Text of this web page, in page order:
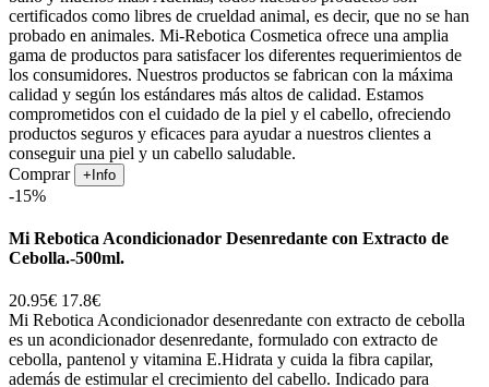
certificados como libres de crueldad animal, es decir, que no se han
probado en animales. Mi-Rebotica Cosmetica ofrece una amplia
gama de productos para satisfacer los diferentes requerimientos de
los consumidores. Nuestros productos se fabrican con la máxima
calidad y según los estándares más altos de calidad. Estamos
comprometidos con el cuidado de la piel y el cabello, ofreciendo
productos seguros y eficaces para ayudar a nuestros clientes a
conseguir una piel y un cabello saludable.
Comprar
+Info
-15%
Mi Rebotica Acondicionador Desenredante con Extracto de
Cebolla.-500ml.
20.95€ 17.8€
Mi Rebotica Acondicionador desenredante con extracto de cebolla
es un acondicionador desenredante, formulado con extracto de
cebolla, pantenol y vitamina E.Hidrata y cuida la fibra capilar,
además de estimular el crecimiento del cabello. Indicado para